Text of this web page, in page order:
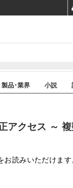
製品･業界 小説
アクセス ～
読みいただけます